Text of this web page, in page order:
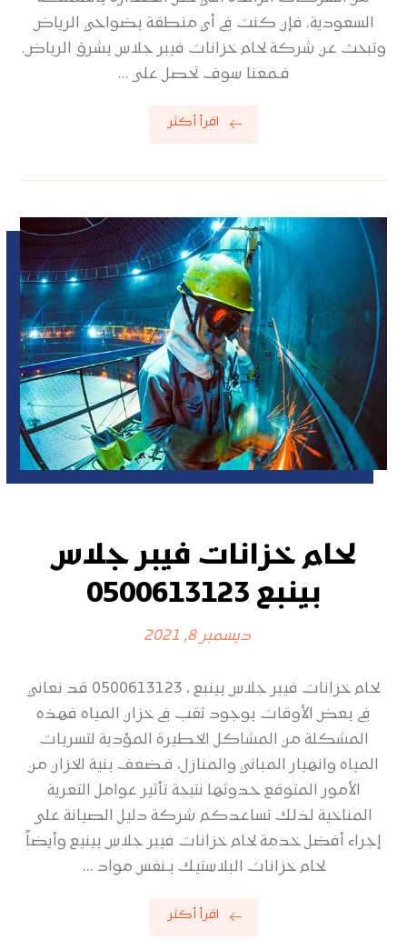
السعودية. فإن كنت في أي منطقة بضواحي الرياض
وتبحث عن شركة لحام خزانات فيبر جلاس بشرق الرياض.
فـمعنا سوف تحصل على ...
اقرأ أكثر
لحام خزانات فيبر جلاس
بينبع 0500613123
ديسمبر 8, 2021
لحام خزانات فيبر جلاس بينبع ، 0500613123 قد نعاني
في بعض الأوقات بوجود ثقب في خزان المياه فهذه
المشكلة من المشاكل الخطيرة المؤدية لتسربات
المياه وانهيار المباني والمنازل، فـضعف بنية الخزان من
الأمور المتوقع حدوثها نتيجة تأثير عوامل التعرية
المناخية لذلك تساعدكم شركة دليل الصيانة على
إجراء أفضل خدمة لحام خزانات فيبر جلاس بينيع وأيضاً
لحام خزانات البلاستيك بـنفس مواد ...
اقرأ أكثر